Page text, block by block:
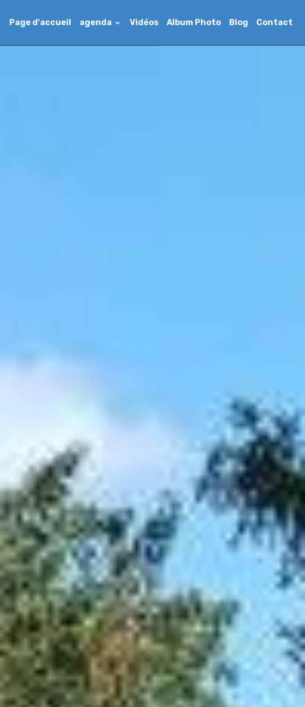
Page d'accueil agenda Vidéos Album Photo Blog Contact